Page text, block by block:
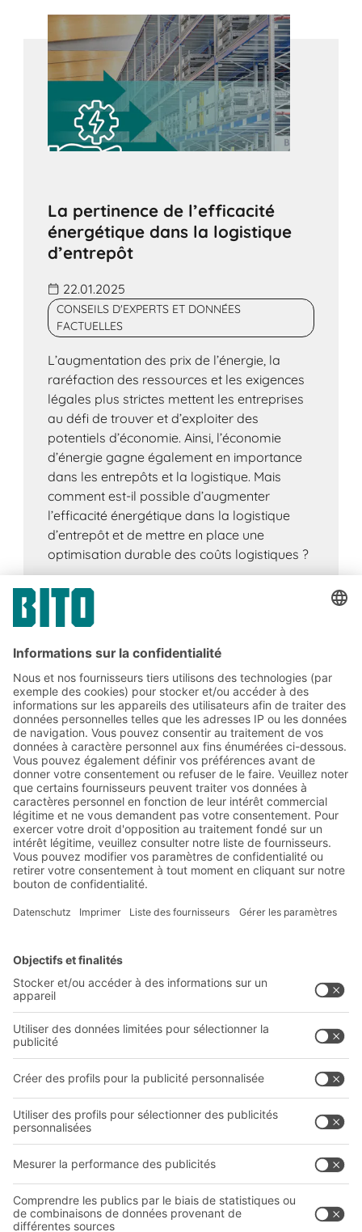
La pertinence de l’efficacité
énergétique dans la logistique
d’entrepôt
22.01.2025
CONSEILS D'EXPERTS ET DONNÉES
FACTUELLES
L’augmentation des prix de l’énergie, la
raréfaction des ressources et les exigences
légales plus strictes mettent les entreprises
au défi de trouver et d’exploiter des
potentiels d’économie. Ainsi, l’économie
d’énergie gagne également en importance
dans les entrepôts et la logistique. Mais
comment est-il possible d’augmenter
l’efficacité énergétique dans la logistique
d’entrepôt et de mettre en place une
optimisation durable des coûts logistiques ?
Abonnez-vous à la lettre
d'information de BITO :
Actualités de l'entrepôt et de
la logistique
Réductions exclusives
Innovations
S'inscrire à la newsletter
Solutions BITO
Solutions intralogistiques
Bacs en matière plastique
Systèmes de rayonnages
Prestations de service
LE PRO DU STOCKAGE
Entreprise
Qui sommes-nous ?
Sites internationaux
Sites de production
Follow us